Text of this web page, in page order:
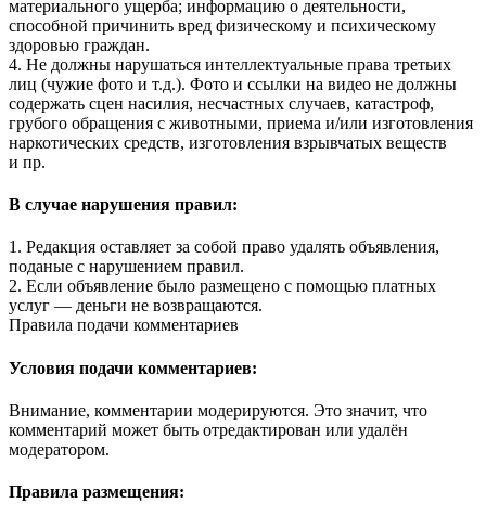
материального ущерба; информацию о деятельности,
способной причинить вред физическому и психическому
здоровью граждан.
4. Не должны нарушаться интеллектуальные права третьих
лиц (чужие фото и т.д.). Фото и ссылки на видео не должны
содержать сцен насилия, несчастных случаев, катастроф,
грубого обращения с животными, приема и/или изготовления
наркотических средств, изготовления взрывчатых веществ
и пр.
В случае нарушения правил:
1. Редакция оставляет за собой право удалять объявления,
поданые с нарушением правил.
2. Если объявление было размещено с помощью платных
услуг — деньги не возвращаются.
Правила подачи комментариев
Условия подачи комментариев:
Внимание, комментарии модерируются. Это значит, что
комментарий может быть отредактирован или удалён
модератором.
Правила размещения: